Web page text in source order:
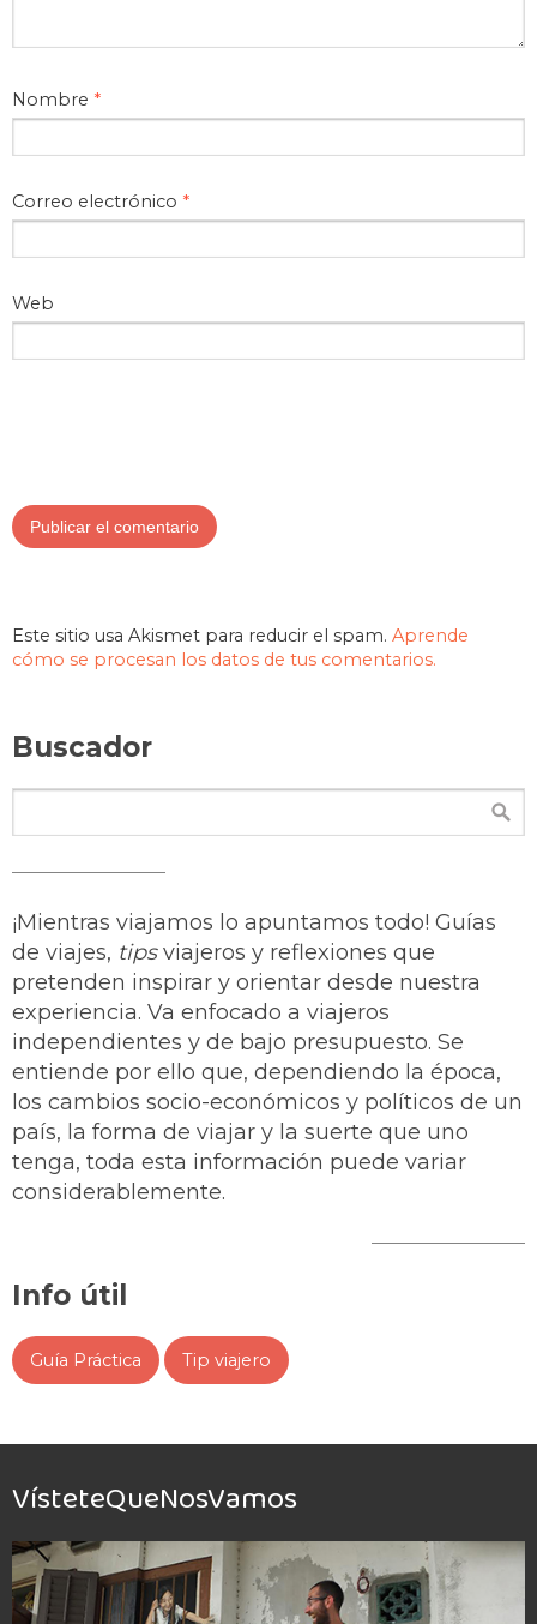
Nombre *
Correo electrónico *
Web
Este sitio usa Akismet para reducir el spam. Aprende
cómo se procesan los datos de tus comentarios.
Buscador
¡Mientras viajamos lo apuntamos todo! Guías
de viajes, tipsviajeros y reflexiones que
pretenden inspirar y orientar desde nuestra
experiencia. Va enfocado a viajeros
independientes y de bajo presupuesto. Se
entiende por ello que, dependiendo la época,
los cambios socio-económicos y políticos de un
país, la forma de viajar y la suerte que uno
tenga, toda esta información puede variar
considerablemente.
Info útil
Guía Práctica Tip viajero
VísteteQueNosVamos